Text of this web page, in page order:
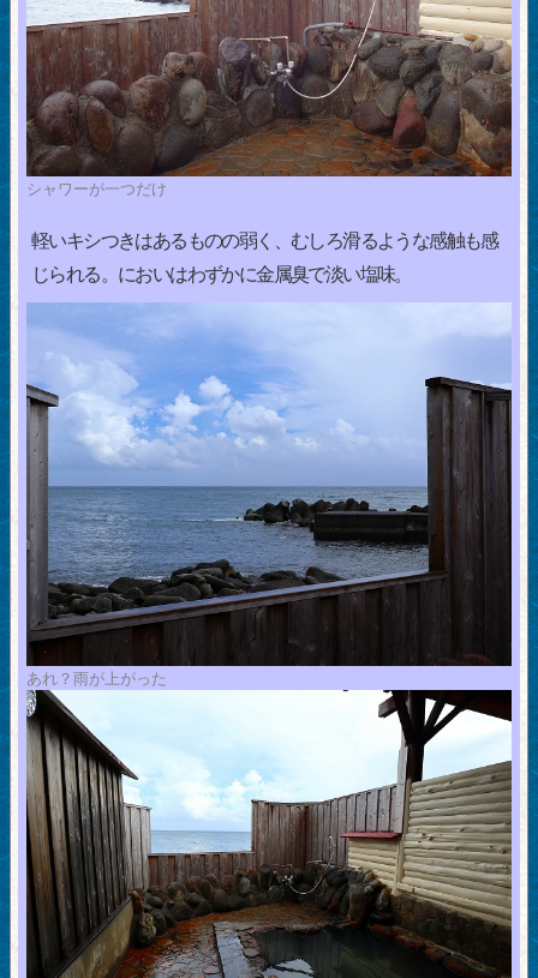
シャワーが一つだけ
軽いキシつきはあるものの弱く、むしろ滑るような感触も感
じられる。においはわずかに金属臭で淡い塩味。
あれ？雨が上がった